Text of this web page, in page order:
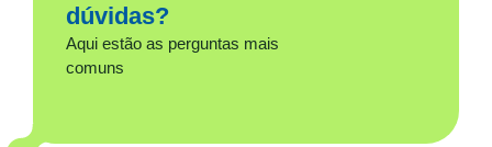
dúvidas?
Aqui estão as perguntas mais
comuns